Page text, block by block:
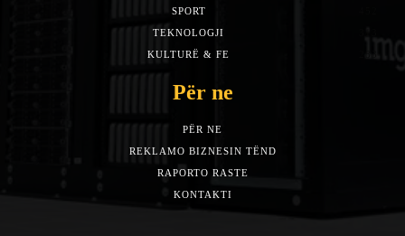
SPORT
TEKNOLOGJI
KULTURË & FE
Për ne
PËR NE
REKLAMO BIZNESIN TËND
RAPORTO RASTE
KONTAKTI